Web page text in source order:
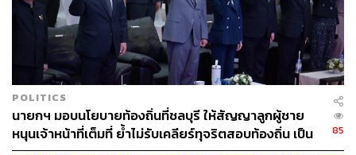
621
ABOUT THE AUTHOR
POLITICS
นายกฯ มอบนโยบายท้องถิ่นที่ชลบุรี ให้สัญญาลูกผู้ชาย
หนุนเจ้าหน้าที่เต็มที่ ย้ำไม่รับเคลียร์ทุจริตสอบท้องถิ่น เป็น
85